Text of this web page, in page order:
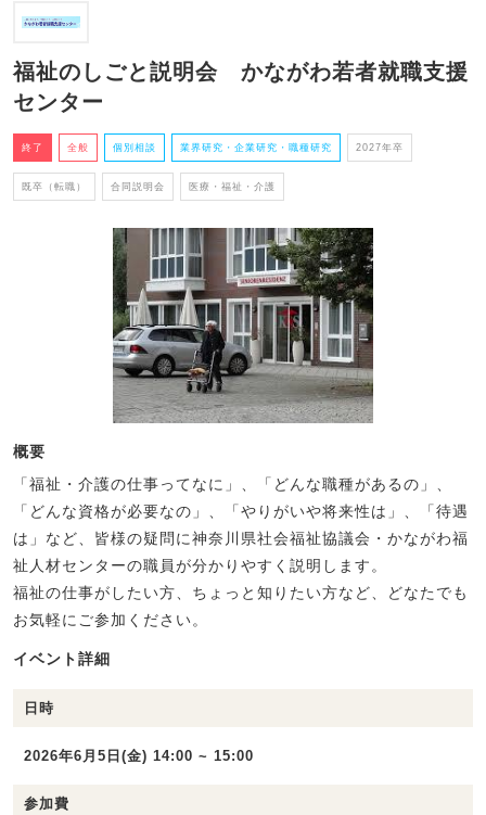
福祉のしごと説明会 かながわ若者就職支援
センター
終了 全般 個別相談 業界研究・企業研究・職種研究 2027年卒
既卒（転職） 合同説明会 医療・福祉・介護
概要
「福祉・介護の仕事ってなに」、「どんな職種があるの」、
「どんな資格が必要なの」、「やりがいや将来性は」、「待遇
は」など、皆様の疑問に神奈川県社会福祉協議会・かながわ福
祉人材センターの職員が分かりやすく説明します。
福祉の仕事がしたい方、ちょっと知りたい方など、どなたでも
お気軽にご参加ください。
イベント詳細
日時
2026年6月5日(金) 14:00 ~ 15:00
参加費